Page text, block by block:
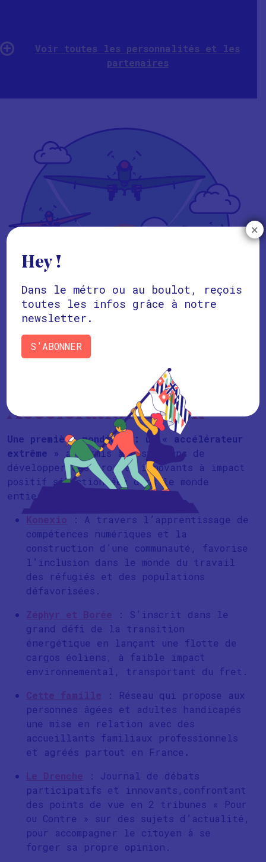
Voir toutes les personnalités et les
partenaires
MoHo Extreme
Acceleration Track
Une première mondiale : un « accélérateur
extrême » a permis à 5 startups de
développer des projets innovants à impact
positif sélectionnées dans le monde
entier :
Konexio : A travers l’apprentissage de
compétences numériques et la
construction d’une communauté, favorise
l’inclusion dans le monde du travail
des réfugiés et des populations
défavorisées.
Zéphyr et Borée : S’inscrit dans le
grand défi de la transition
énergétique en lançant une flotte de
cargos éoliens, à faible impact
environnemental, transportant du fret.
Cette famille : Réseau qui propose aux
personnes âgées et adultes handicapés
une mise en relation avec des
accueillants familiaux professionnels
et agréés partout en France .
Le Drenche : Journal de débats
participatifs et innovants,confrontant
des points de vue en 2 tribunes « Pour
ou Contre » sur des sujets d’actualité,
pour accompagner le citoyen à se
forger sa propre opinion.
Hey !
Dans le métro ou au boulot, reçois
toutes les infos grâce à notre
newsletter.
S’ABONNER
×